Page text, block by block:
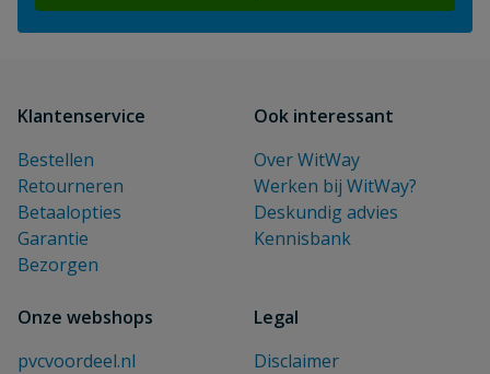
Klantenservice
Bestellen
Retourneren
Betaalopties
Garantie
Bezorgen
Ook interessant
Over WitWay
Werken bij WitWay?
Deskundig advies
Kennisbank
Onze webshops
pvcvoordeel.nl
Legal
Disclaimer